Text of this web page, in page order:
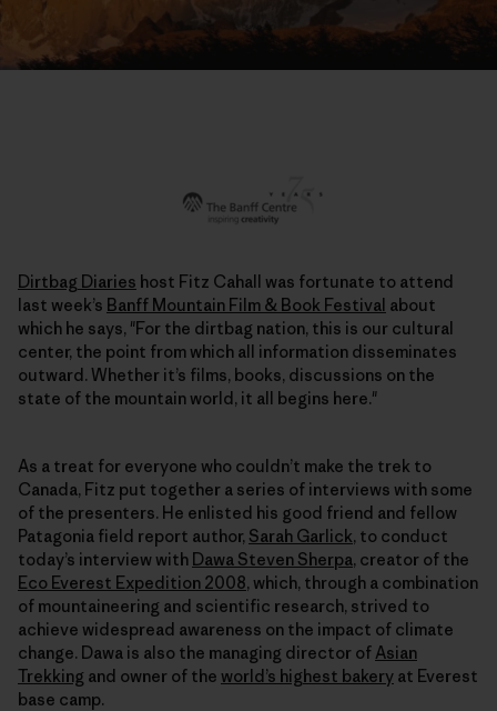
Dirtbag Diaries host Fitz Cahall was fortunate to attend
last week’s Banff Mountain Film & Book Festival about
which he says, "For the dirtbag nation, this is our cultural
center, the point from which all information disseminates
outward. Whether it’s films, books, discussions on the
state of the mountain world, it all begins here."
As a treat for everyone who couldn’t make the trek to
Canada, Fitz put together a series of interviews with some
of the presenters. He enlisted his good friend and fellow
Patagonia field report author, Sarah Garlick, to conduct
today’s interview with Dawa Steven Sherpa, creator of the
Eco Everest Expedition 2008, which, through a combination
of mountaineering and scientific research, strived to
achieve widespread awareness on the impact of climate
change. Dawa is also the managing director of Asian
Trekking and owner of the world’s highest bakery at Everest
base camp.